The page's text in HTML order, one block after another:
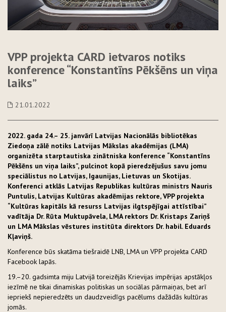
VPP projekta CARD ietvaros notiks
konference “Konstantīns Pēkšēns un viņa
laiks”
21.01.2022
2022. gada 24.– 25. janvārī Latvijas Nacionālās bibliotēkas
Ziedoņa zālē notiks Latvijas Mākslas akadēmijas (LMA)
organizēta starptautiska zinātniska konference “Konstantīns
Pēkšēns un viņa laiks”, pulcinot kopā pieredzējušus savu jomu
speciālistus no Latvijas, Igaunijas, Lietuvas un Skotijas.
Konferenci atklās Latvijas Republikas kultūras ministrs Nauris
Puntulis, Latvijas Kultūras akadēmijas rektore, VPP projekta
“Kultūras kapitāls kā resurss Latvijas ilgtspējīgai attīstībai”
vadītāja Dr. Rūta Muktupāvela, LMA rektors Dr. Kristaps Zariņš
un LMA Mākslas vēstures institūta direktors Dr. habil. Eduards
Kļaviņš.
Konference būs skatāma tiešraidē LNB, LMA un VPP projekta CARD
Facebook lapās.
19.–20. gadsimta miju Latvijā toreizējās Krievijas impērijas apstākļos
iezīmē ne tikai dinamiskas politiskas un sociālas pārmaiņas, bet arī
iepriekš nepieredzēts un daudzveidīgs pacēlums dažādās kultūras
jomās.